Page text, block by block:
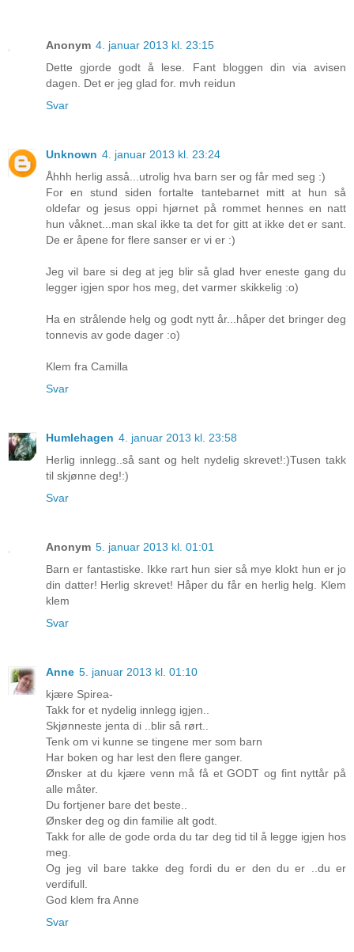
Anonym 4. januar 2013 kl. 23:15
Dette gjorde godt å lese. Fant bloggen din via avisen
dagen. Det er jeg glad for. mvh reidun
Svar
Unknown 4. januar 2013 kl. 23:24
Åhhh herlig asså...utrolig hva barn ser og får med seg :)
For en stund siden fortalte tantebarnet mitt at hun så
oldefar og jesus oppi hjørnet på rommet hennes en natt
hun våknet...man skal ikke ta det for gitt at ikke det er sant.
De er åpene for flere sanser er vi er :)
Jeg vil bare si deg at jeg blir så glad hver eneste gang du
legger igjen spor hos meg, det varmer skikkelig :o)
Ha en strålende helg og godt nytt år...håper det bringer deg
tonnevis av gode dager :o)
Klem fra Camilla
Svar
Humlehagen 4. januar 2013 kl. 23:58
Herlig innlegg..så sant og helt nydelig skrevet!:)Tusen takk
til skjønne deg!:)
Svar
Anonym 5. januar 2013 kl. 01:01
Barn er fantastiske. Ikke rart hun sier så mye klokt hun er jo
din datter! Herlig skrevet! Håper du får en herlig helg. Klem
klem
Svar
Anne 5. januar 2013 kl. 01:10
kjære Spirea-
Takk for et nydelig innlegg igjen..
Skjønneste jenta di ..blir så rørt..
Tenk om vi kunne se tingene mer som barn
Har boken og har lest den flere ganger.
Ønsker at du kjære venn må få et GODT og fint nyttår på
alle måter.
Du fortjener bare det beste..
Ønsker deg og din familie alt godt.
Takk for alle de gode orda du tar deg tid til å legge igjen hos
meg.
Og jeg vil bare takke deg fordi du er den du er ..du er
verdifull.
God klem fra Anne
Svar